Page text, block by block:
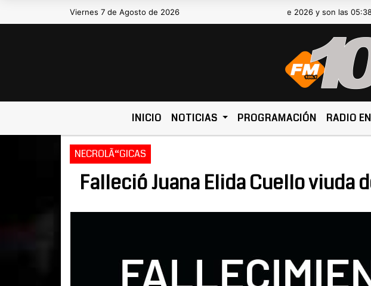
Viernes 7 de Agosto de 2026Hoy es Viernes 7 de Agosto de 2026 y son las 05:38 -
INICIO NOTICIAS PROGRAMACIÓN RADIO
NECROLÃ“GICAS
Falleció Juana Elida Cuello viuda